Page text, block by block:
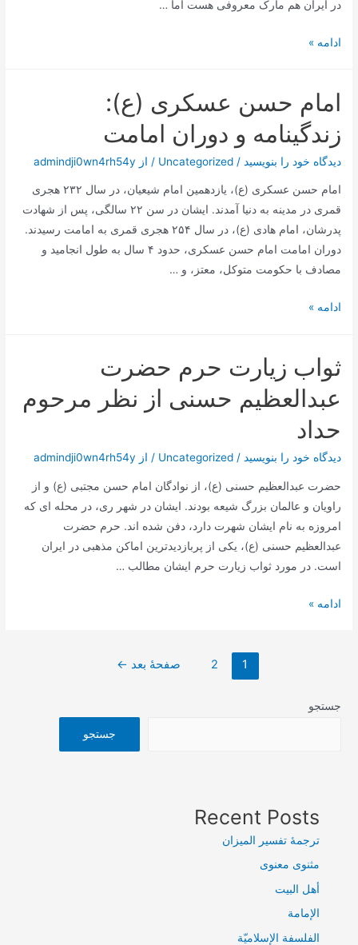
در ایران هم مارک معروفی هست اما …
ماشین
کیلویی
ادامه »
امام حسن عسکری (ع):
زندگینامه و دوران امامت
دیدگاه‌ خود را بنویسید /
Uncategorized / از admindji0wn4rh54y
امام حسن عسکری (ع)، یازدهمین امام شیعیان، در سال ۲۳۲ هجری
قمری در مدینه به دنیا آمدند. ایشان در سن ۲۲ سالگی، پس از شهادت
پدرشان، امام هادی (ع)، در سال ۲۵۴ هجری قمری به امامت رسیدند.
دوران امامت امام حسن عسکری، حدود ۴ سال به طول انجامید و
مصادف با حکومت متوکل، معتز، و …
امام
(ع):
زندگینامه
و
دوران
ادامه »
ثواب زیارت حرم حضرت
عبدالعظیم حسنی از نظر مرحوم
حداد
دیدگاه‌ خود را بنویسید /
Uncategorized / از admindji0wn4rh54y
حضرت عبدالعظیم حسنی (ع)، از نوادگان امام حسن مجتبی (ع) و از
راویان و عالمان بزرگ شیعه بودند. ایشان در شهر ری، در محله ای که
امروزه به نام ایشان شهرت دارد، دفن شده اند. حرم حضرت
عبدالعظیم حسنی (ع)، یکی از پربازدیدترین اماکن مذهبی در ایران
است. در مورد ثواب زیارت حرم ایشان مطالب …
ثواب
حسنی
ادامه »
1
2 صفحهٔ بعد ←
جستجو
جستجو
Recent Posts
ترجمۀ تفسیر المیزان
مثنوی معنوی
أهل البيت
الإمامة
الفلسفة الإسلاميّة